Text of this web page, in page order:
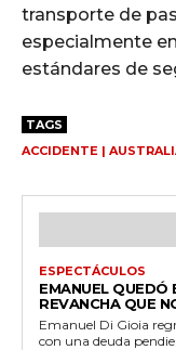
transporte de
especialmente
estándares de
TAGS
ACCIDENTE |
ESPECTÁCULOS
EMANUEL QUEDÓ
REVANCHA QUE
Emanuel Di Gioia
con una deuda